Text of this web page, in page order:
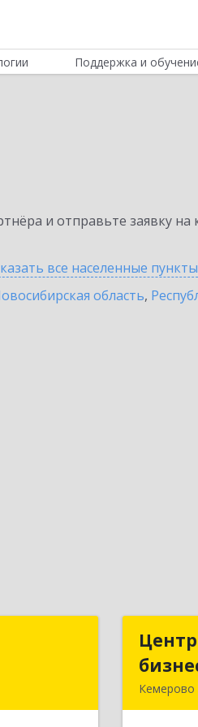
Поддержка и
и отправьте заявку
все населенные пункты
область,
Кемерово